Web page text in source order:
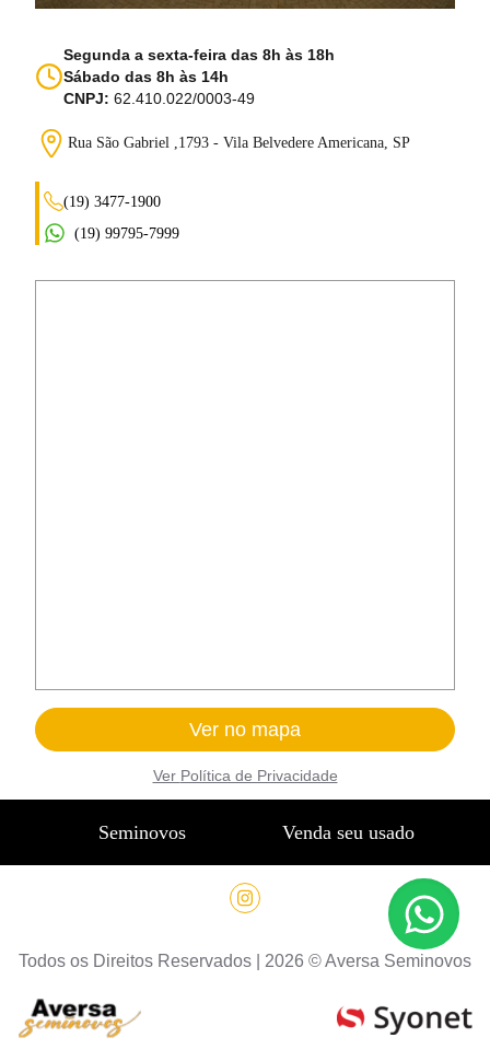
Segunda a sexta-feira das 8h às 18h
Sábado das 8h às 14h
CNPJ: 62.410.022/0003-49
Rua São Gabriel ,1793 - Vila Belvedere Americana, SP
(19) 3477-1900
(19) 99795-7999
Ver no mapa
Ver Política de Privacidade
Seminovos Venda seu usado
Todos os Direitos Reservados | 2026 ©Aversa Seminovos